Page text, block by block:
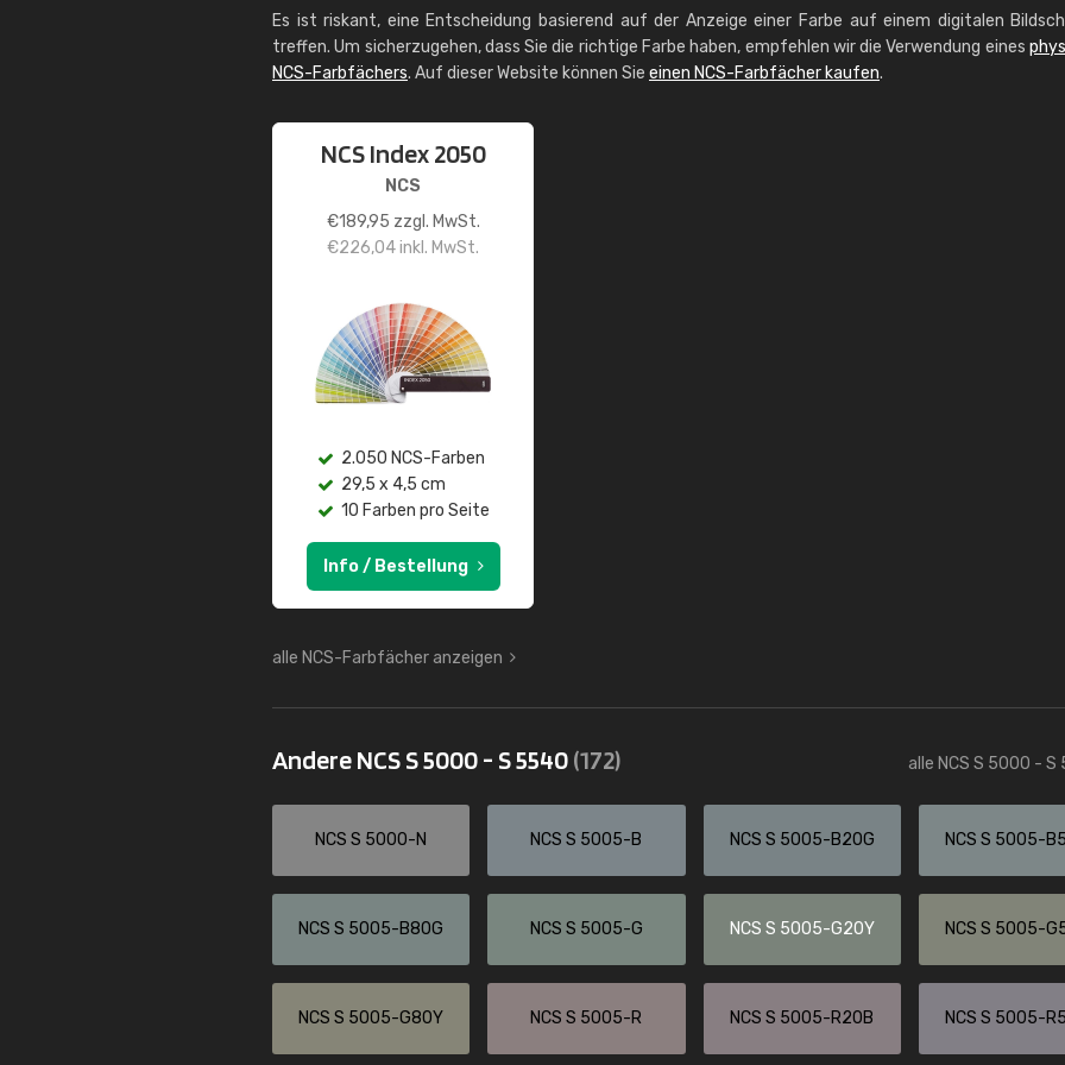
Es ist riskant, eine Entscheidung basierend auf der Anzeige einer Farbe auf einem digitalen
treffen. Um sicherzugehen, dass Sie die richtige Farbe haben, empfehlen wir die Verwendung eines
NCS-Farbfächers. Auf dieser Website können Sie einen NCS-Farbfächer kaufen.
NCS Index 2050
NCS
€189,95 zzgl. MwSt.
€226,04inkl. MwSt.
2.050 NCS-Farben
29,5 x 4,5 cm
10 Farben pro Seite
Info / Bestellung
alle NCS-Farbfächer anzeigen
Andere NCS S 5000 - S 5540(172) alle NCS S 5000 - S
NCS S 5000-N NCS S 5005-B NCS S 5005-B20G NCS S 5005-
NCS S 5005-B80G NCS S 5005-G NCS S 5005-G20Y NCS S 5005-
NCS S 5005-G80Y NCS S 5005-R NCS S 5005-R20B NCS S 5005-